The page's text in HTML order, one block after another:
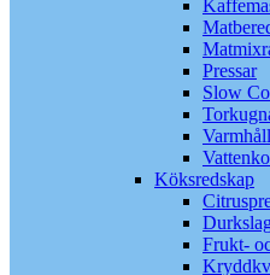
Pressar
Slow
Köksredskap
Frukt-